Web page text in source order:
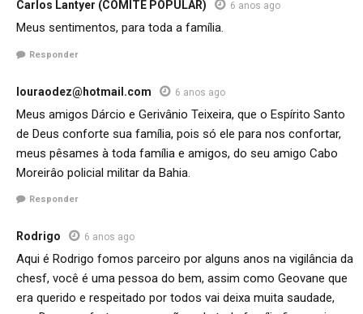
Carlos Lantyer (COMITÊ POPULAR) 6 anos ago
Meus sentimentos, para toda a família.
Responder
louraodez@hotmail.com 6 anos ago
Meus amigos Dárcio e Gerivânio Teixeira, que o Espírito Santo
de Deus conforte sua família, pois só ele para nos confortar,
meus pêsames à toda família e amigos, do seu amigo Cabo
Moreirâo policial militar da Bahia.
Responder
Rodrigo 6 anos ago
Aqui é Rodrigo fomos parceiro por alguns anos na vigilância da
chesf, você é uma pessoa do bem, assim como Geovane que
era querido e respeitado por todos vai deixa muita saudade,